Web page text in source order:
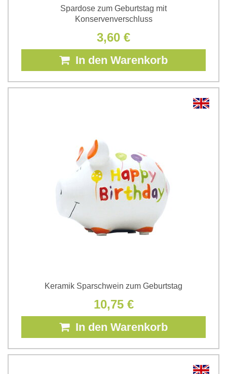
Spardose zum Geburtstag mit
Konservenverschluss
3,60 €
In den Warenkorb
Keramik Sparschwein zum Geburtstag
10,75 €
In den Warenkorb